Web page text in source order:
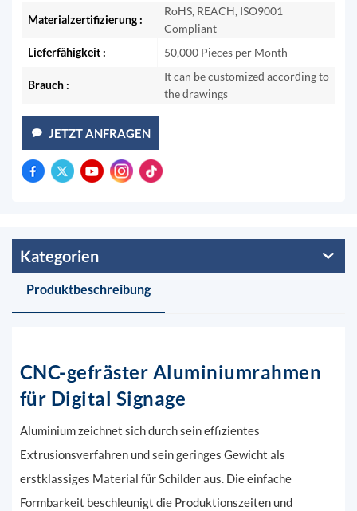
Materialzertifizierung :
RoHS, REACH, ISO9001
Compliant
Lieferfähigkeit :
50,000 Pieces per Month
Brauch :
It can be customized according to
the drawings
JETZT ANFRAGEN
Kategorien
Produktbeschreibung
CNC-gefräster Aluminiumrahmen
für Digital Signage
Aluminium zeichnet sich durch sein effizientes
Extrusionsverfahren und sein geringes Gewicht als
erstklassiges Material für Schilder aus. Die einfache
Formbarkeit beschleunigt die Produktionszeiten und